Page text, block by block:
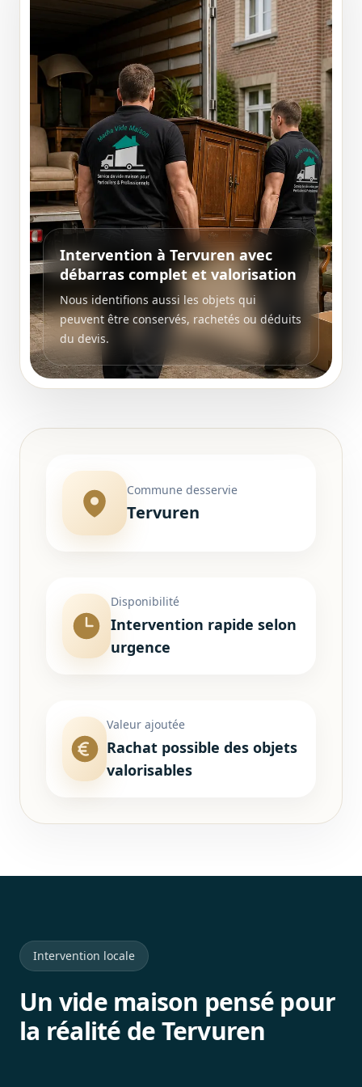
Intervention à Tervuren avec
débarras complet et valorisation
Nous identifions aussi les objets qui
peuvent être conservés, rachetés ou déduits
du devis.
Commune desservie
Tervuren
Disponibilité
Intervention rapide selon
urgence
Valeur ajoutée
Rachat possible des objets
valorisables
Intervention locale
Un vide maison pensé pour
la réalité de Tervuren